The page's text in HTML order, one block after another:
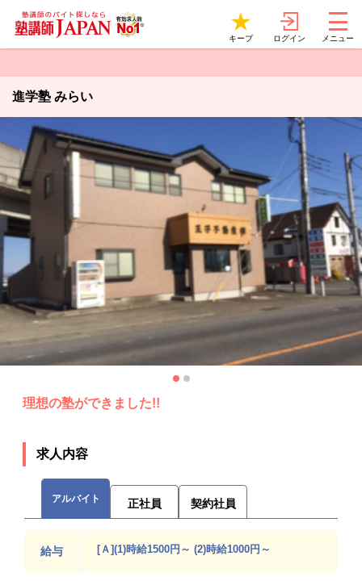
キープ ログイン メニュー
進学塾 みらい
理想の塾ができました!!
求人内容
アルバイト 正社員 契約社員
給与 [Ａ](1)時給1500円～ (2)時給1000円～